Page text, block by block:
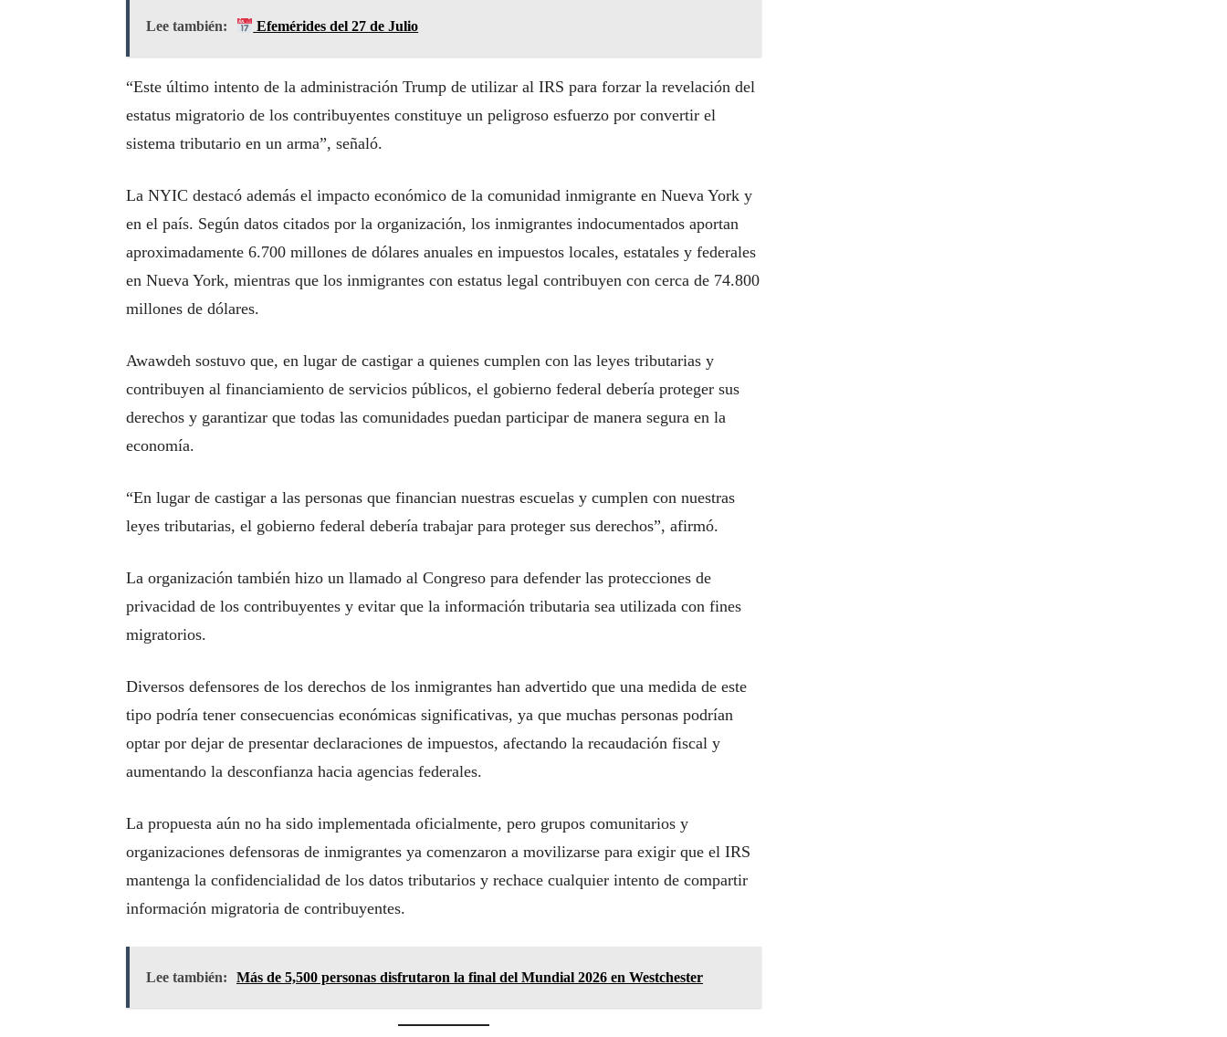
Lee también: Efemérides del 27 de Julio
“Este último intento de la administración Trump de utilizar al IRS para forzar la revelación del
estatus migratorio de los contribuyentes constituye un peligroso esfuerzo por convertir el
sistema tributario en un arma”, señaló.
La NYIC destacó además el impacto económico de la comunidad inmigrante en Nueva York y
en el país. Según datos citados por la organización, los inmigrantes indocumentados aportan
aproximadamente 6.700 millones de dólares anuales en impuestos locales, estatales y federales
en Nueva York, mientras que los inmigrantes con estatus legal contribuyen con cerca de 74.800
millones de dólares.
Awawdeh sostuvo que, en lugar de castigar a quienes cumplen con las leyes tributarias y
contribuyen al financiamiento de servicios públicos, el gobierno federal debería proteger sus
derechos y garantizar que todas las comunidades puedan participar de manera segura en la
economía.
“En lugar de castigar a las personas que financian nuestras escuelas y cumplen con nuestras
leyes tributarias, el gobierno federal debería trabajar para proteger sus derechos”, afirmó.
La organización también hizo un llamado al Congreso para defender las protecciones de
privacidad de los contribuyentes y evitar que la información tributaria sea utilizada con fines
migratorios.
Diversos defensores de los derechos de los inmigrantes han advertido que una medida de este
tipo podría tener consecuencias económicas significativas, ya que muchas personas podrían
optar por dejar de presentar declaraciones de impuestos, afectando la recaudación fiscal y
aumentando la desconfianza hacia agencias federales.
La propuesta aún no ha sido implementada oficialmente, pero grupos comunitarios y
organizaciones defensoras de inmigrantes ya comenzaron a movilizarse para exigir que el IRS
mantenga la confidencialidad de los datos tributarios y rechace cualquier intento de compartir
información migratoria de contribuyentes.
Lee también: Más de 5,500 personas disfrutaron la final del Mundial 2026 en Westchester